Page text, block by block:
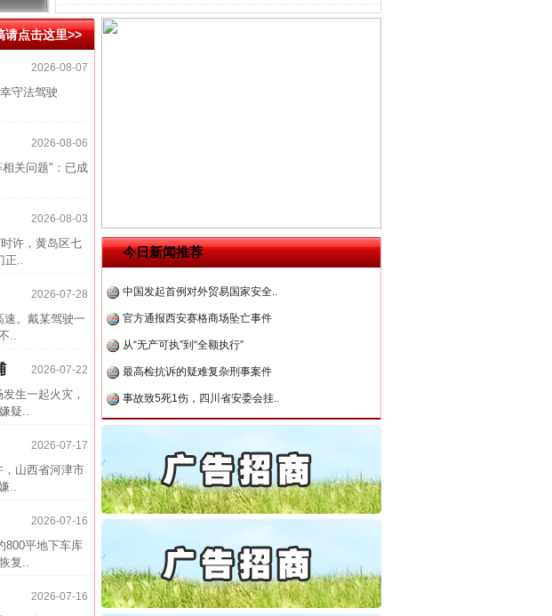
请点击这里>>
2026-08-07
幸守法驾驶
2026-08-06
关问题"：已成
2026-08-03
许，黄岛区七
正..
2026-07-28
。戴某驾驶一
..
2026-07-22
生一起火灾，
疑..
2026-07-17
山西省河津市
..
2026-07-16
平地下车库
复..
2026-07-16
今日新闻推荐
中方对6家美国实体采取反制措..
中国发起首例对外贸易国家安全..
官方通报西安赛格商场坠亡事件
从“无产可执”到“全额执行”
最高检抗诉的疑难复杂刑事案件
事故致5死1伤，四川省安委会挂..
近期涉私家车群死群伤事故多发..
一纸欠条伤亲情 巡回调解促和..
26万保费，离婚时为何要分走一..
杨天誉，不得录用为公务员
四川省公安厅征集新型黑恶违法..
中方对6家美国实体采取反制措..
“神药”背后的真相